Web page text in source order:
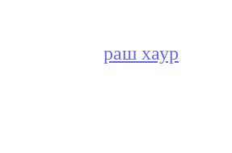
раш хаур